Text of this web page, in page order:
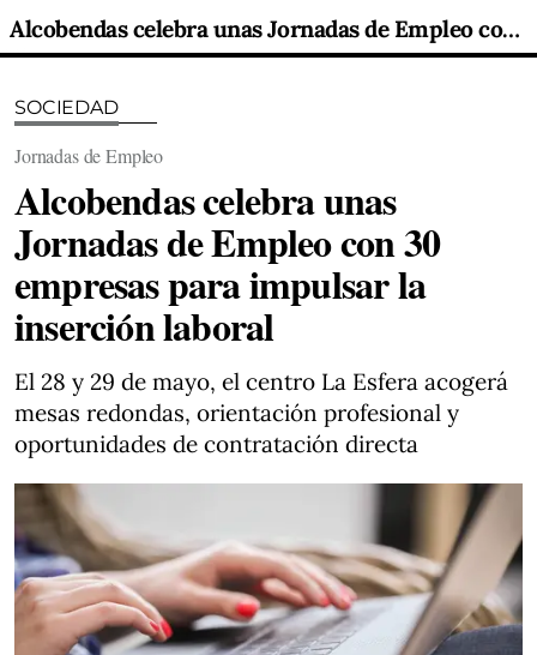
Alcobendas celebra unas Jornadas de Empleo con 30 empresas para impulsar la inserción laboral
SOCIEDAD
Jornadas de Empleo
Alcobendas celebra unas
Jornadas de Empleo con 30
empresas para impulsar la
inserción laboral
El 28 y 29 de mayo, el centro La Esfera acogerá
mesas redondas, orientación profesional y
oportunidades de contratación directa